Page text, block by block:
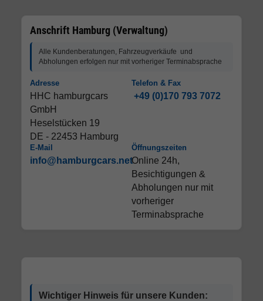
Anschrift Hamburg (Verwaltung)
Alle Kundenberatungen, Fahrzeugverkäufe und
Abholungen erfolgen nur mit vorheriger Terminabsprache
Adresse
HHC hamburgcars
GmbH
Heselstücken 19
DE - 22453 Hamburg
Telefon & Fax
+49 (0)170 793 7072
E-Mail
info@hamburgcars.net
Öffnungszeiten
Online 24h,
Besichtigungen &
Abholungen nur mit
vorheriger
Terminabsprache
Wichtiger Hinweis für unsere Kunden: